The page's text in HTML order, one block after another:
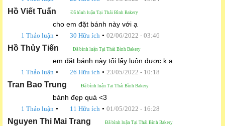
Hồ Viết Tuấn Đã bình luận Tại Thái Bình Bakery
cho em đặt bánh này với ạ
1 Thảo luận • 30 Hữu ích • 02/06/2022 - 03:46
Hồ Thủy Tiến Đã bình luận Tại Thái Bình Bakery
em đặt bánh này tối lấy luôn được k ạ
1 Thảo luận • 26 Hữu ích • 23/05/2022 - 10:18
Tran Bao Trung Đã bình luận Tại Thái Bình Bakery
bánh đẹp quá <3
1 Thảo luận • 11 Hữu ích • 01/05/2022 - 16:28
Nguyen Thi Mai Trang Đã bình luận Tại Thái Bình Bakery